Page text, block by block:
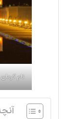
نام کرمان در میان ۵ شهر